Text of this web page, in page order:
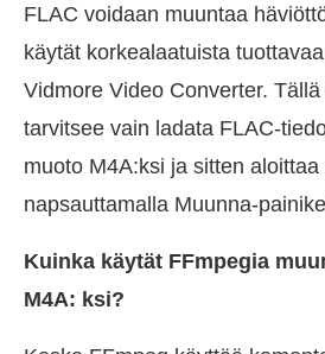
FLAC voidaan muuntaa
käytät korkealaatuista
Vidmore Video Converter.
tarvitsee vain ladata FLAC-
muoto M4A:ksi ja sitten
napsauttamalla Muunna-
Kuinka käytät FFmpegia
M4A: ksi?